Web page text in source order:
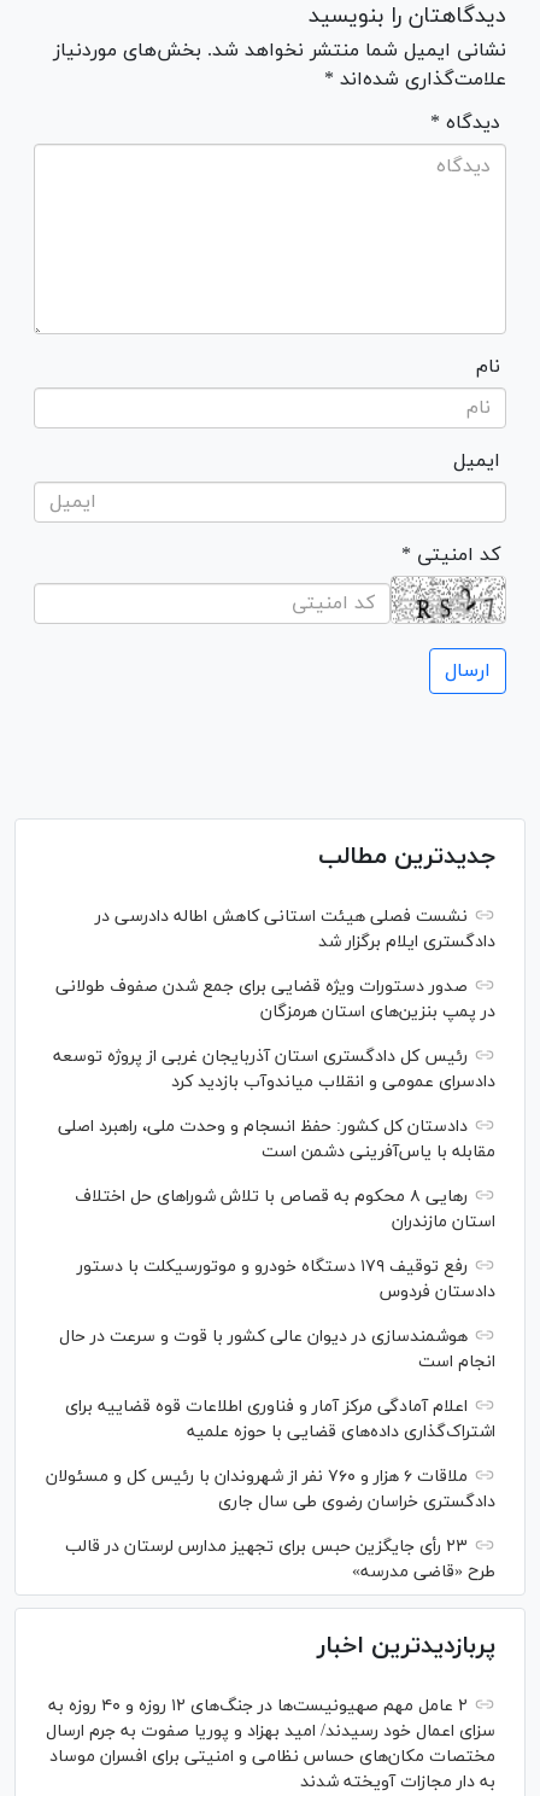
دیدگاهتان را بنویسید
نشانی ایمیل شما منتشر نخواهد شد. بخش‌های موردنیاز
علامت‌گذاری شده‌اند *
* دیدگاه
نام
ایمیل
* کد امنیتی
جدیدترین مطالب
نشست فصلی هیئت استانی کاهش اطاله دادرسی در
دادگستری ایلام برگزار شد
صدور دستورات ویژه قضایی برای جمع شدن صفوف طولانی
در پمپ بنزین‌های استان هرمزگان
رئیس کل دادگستری استان آذربایجان غربی از پروژه توسعه
دادسرای عمومی و انقلاب میاندوآب بازدید کرد
دادستان کل کشور: حفظ انسجام و وحدت ملی، راهبرد اصلی
مقابله با یاس‌آفرینی دشمن است
رهایی ۸ محکوم به قصاص با تلاش شورا‌های حل اختلاف
استان مازندران
رفع توقیف ۱۷۹ دستگاه خودرو و موتورسیکلت با دستور
دادستان فردوس
هوشمندسازی در دیوان عالی کشور با قوت و سرعت در حال
انجام است
اعلام آمادگی مرکز آمار و فناوری اطلاعات قوه قضاییه برای
اشتراک‌گذاری داده‌های قضایی با حوزه علمیه
ملاقات ۶ هزار و ۷۶۰ نفر از شهروندان با رئیس کل و مسئولان
دادگستری خراسان رضوی طی سال جاری
۲۳ رأی جایگزین حبس برای تجهیز مدارس لرستان در قالب
طرح «قاضی مدرسه»
پربازدیدترین اخبار
۲ عامل مهم صهیونیست‌ها در جنگ‌های ۱۲ روزه و ۴۰ روزه به
سزای اعمال خود رسیدند/ امید بهزاد و پوریا صفوت به جرم ارسال
مختصات مکان‌های حساس نظامی و امنیتی برای افسران موساد
به دار مجازات آویخته شدند